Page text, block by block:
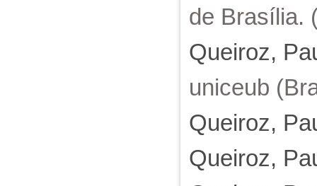
de Brasília.
Queiroz,
uniceub
Queiroz,
Queiroz,